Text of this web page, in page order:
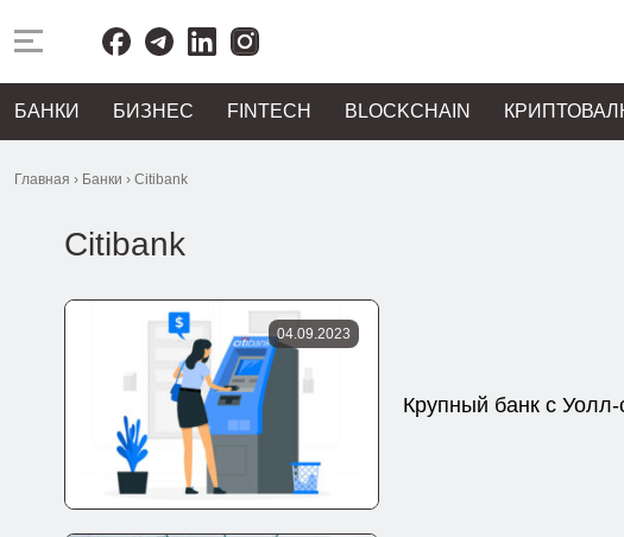
БАНКИ БИЗНЕС FINTECH BLOCKCHAIN
Главная › Банки › Citibank
Citibank
04.09.2023
Крупный банк с